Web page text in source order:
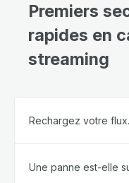
Premiers
rapides en
streaming
Rechargez votre flux.
Une panne est-elle